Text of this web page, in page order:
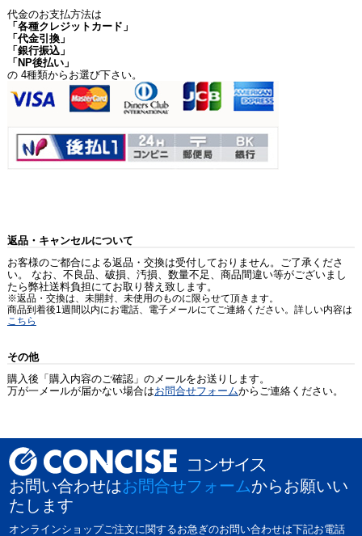
代金のお支払方法は
「各種クレジットカード」
「代金引換」
「銀行振込」
「NP後払い」
の 4種類からお選び下さい。
返品・キャンセルについて
お客様のご都合による返品・交換は受付しておりません。ご了承くださ
い。 なお、不良品、破損、汚損、数量不足、商品間違い等がございまし
たら弊社送料負担にてお取り替え致します。
※返品・交換は、未開封、未使用のものに限らせて頂きます。
商品到着後1週間以内にお電話、電子メールにてご連絡ください。詳しい内容は
こちら
その他
購入後「購入内容のご確認」のメールをお送りします。
万が一メールが届かない場合はお問合せフォームからご連絡ください。
お問い合わせはお問合せフォームからお願いい
たします
オンラインショップご注文に関するお急ぎのお問い合わせは下記お電話